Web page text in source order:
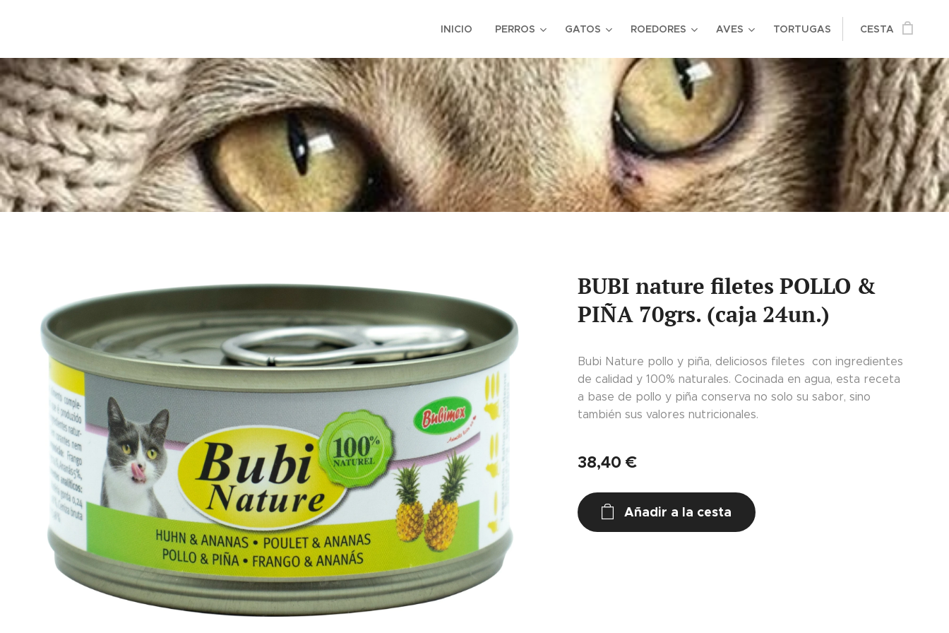
INICIO PERROS GATOS ROEDORES AVES TORTUGAS CESTA
BUBI nature filetes POLLO &
PIÑA 70grs. (caja 24un.)
Bubi Nature pollo y piña, deliciosos filetes con ingredientes
de calidad y 100% naturales. Cocinada en agua, esta receta
a base de pollo y piña conserva no solo su sabor, sino
también sus valores nutricionales.
38,40 €
Añadir a la cesta